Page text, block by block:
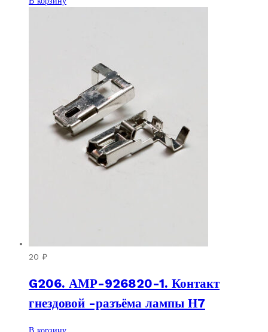
20 ₽
G206. АМР-926820-1. Контакт
гнездовой -разъёма лампы Н7